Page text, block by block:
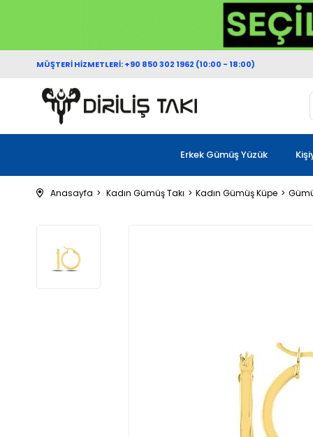
MÜŞTERİ HİZMETLERİ: +90 850 302 1962 (10:00 - 18:00)
Erkek Gümüş Yüzük
Anasayfa Kadın Gümüş Takı Kadın Gümüş Küpe